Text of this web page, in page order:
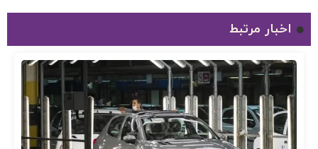
اخبار مرتبط